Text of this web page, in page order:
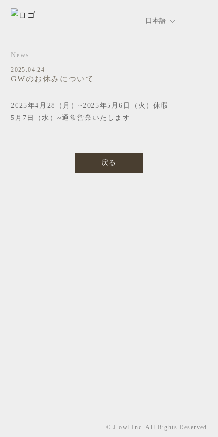
News
2025.04.24
GWのお休みについて
2025年4月28（月）~2025年5月6日（火）休暇
5月7日（水）~通常営業いたします
戻る
© J.owl Inc. All Rights Reserved.